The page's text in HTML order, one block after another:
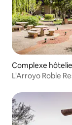
Complexe
L'Arroyo Roble